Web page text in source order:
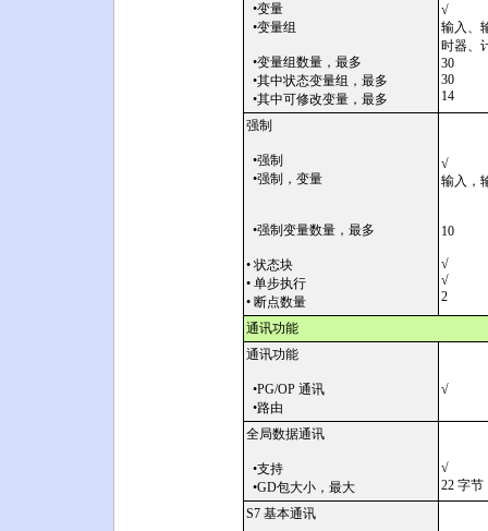
•变量
•变量组
•变量组数量，最多
•其中状态变量组，最多
•其中可修改变量，最多
√
输入、
时器、
30
30
14
强制
•强制
•强制，变量
•强制变量数量，最多
• 状态块
• 单步执行
• 断点数量
√
输入，
10
√
√
2
通讯功能
通讯功能
•PG/OP 通讯
•路由
√
全局数据通讯
•支持
•GD包大小，最大
√
22 字节
S7 基本通讯